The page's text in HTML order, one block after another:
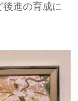
進の育成に